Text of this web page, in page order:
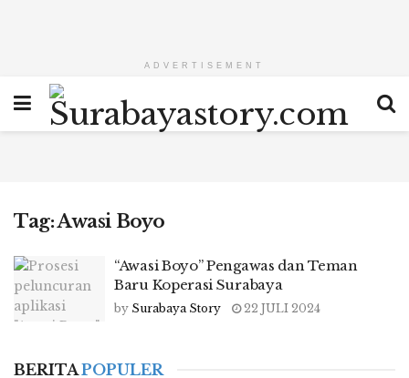
ADVERTISEMENT
Tag:Awasi Boyo
“Awasi Boyo” Pengawas dan Teman
Baru Koperasi Surabaya
by Surabaya Story 22 JULI 2024
BERITAPOPULER